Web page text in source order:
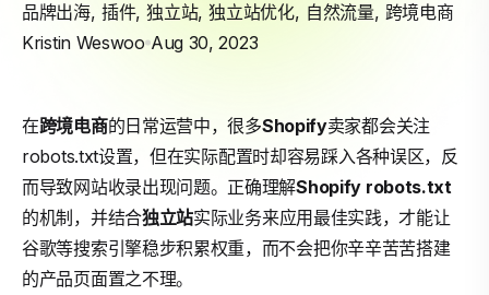
品牌出海, 插件,独立站,独立站优化, 自然流量, 跨境电商
Kristin Weswoo Aug 30, 2023
在跨境电商的日常运营中，很多Shopify卖家都会关注
robots.txt设置，但在实际配置时却容易踩入各种误区，反
而导致网站收录出现问题。正确理解Shopify robots.txt
的机制，并结合独立站实际业务来应用最佳实践，才能让
谷歌等搜索引擎稳步积累权重，而不会把你辛辛苦苦搭建
的产品页面置之不理。